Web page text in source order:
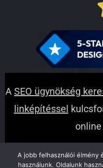
A SEO ügynökség
linképítéssel
Lépj szintet a
A jobb felhasználói élmény
használunk. Oldalunk